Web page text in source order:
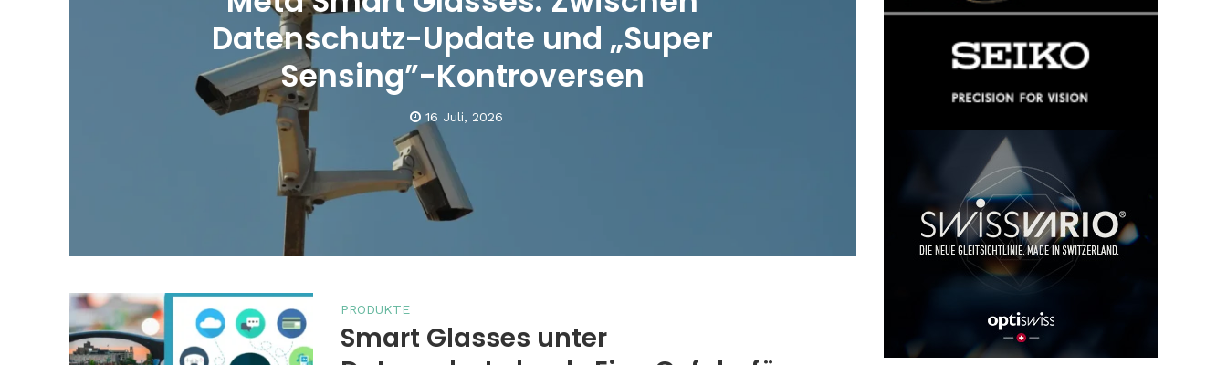
Datenschutz-Update und „Super
Sensing”-Kontroversen
16 Juli, 2026
PRODUKTE
Smart Glasses unter